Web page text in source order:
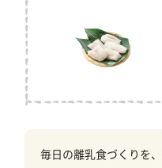
毎日の離乳食づくりを